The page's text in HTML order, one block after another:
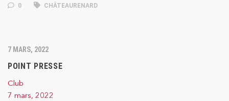
0 CHÂTEAURENARD
7 MARS, 2022
POINT PRESSE
Club
7 mars, 2022